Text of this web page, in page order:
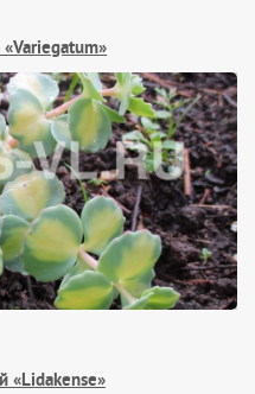
«Lidakense»